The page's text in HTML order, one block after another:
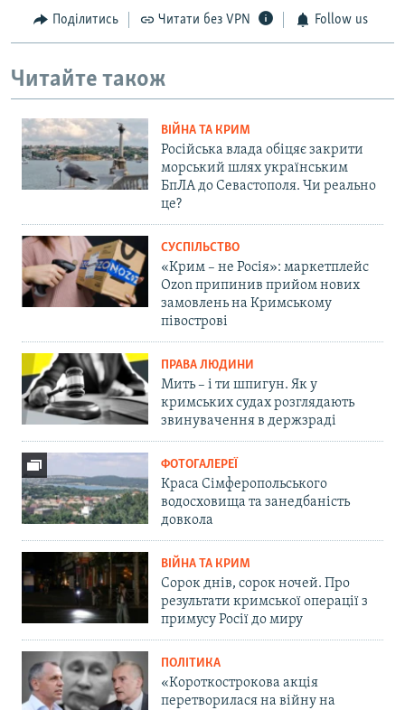
Поділитись Читати без VPN Follow us
Читайте також
ВІЙНА ТА КРИМ
Російська влада обіцяє закрити
морський шлях українським
БпЛА до Севастополя. Чи реально
це?
СУСПІЛЬСТВО
«Крим – не Росія»: маркетплейс
Ozon припинив прийом нових
замовлень на Кримському
півострові
ПРАВА ЛЮДИНИ
Мить – і ти шпигун. Як у
кримських судах розглядають
звинувачення в держзраді
ФОТОГАЛЕРЕЇ
Краса Сімферопольського
водосховища та занедбаність
довкола
ВІЙНА ТА КРИМ
Сорок днів, сорок ночей. Про
результати кримської операції з
примусу Росії до миру
ПОЛІТИКА
«Короткострокова акція
перетворилася на війну на